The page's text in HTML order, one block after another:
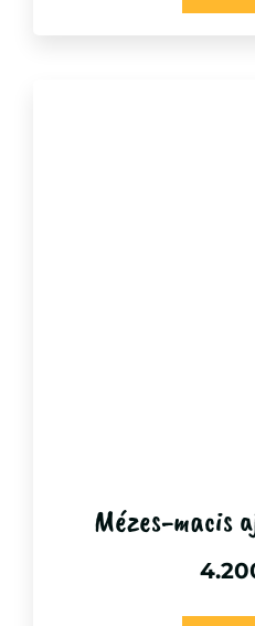
Mézes-macis